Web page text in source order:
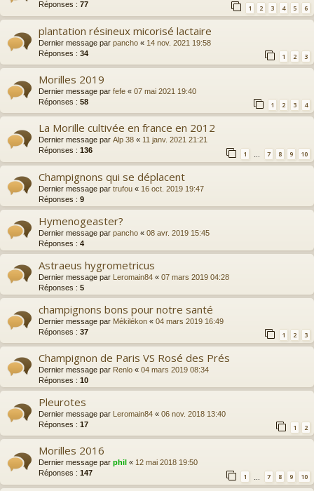
Réponses : 77 1 2 3 4 5 6
plantation résineux micorisé lactaire
Dernier message par pancho « 14 nov. 2021 19:58
Réponses : 34 1 2 3
Morilles 2019
Dernier message par fefe « 07 mai 2021 19:40
Réponses : 58 1 2 3 4
La Morille cultivée en france en 2012
Dernier message par Alp 38 « 11 janv. 2021 21:21
Réponses : 136 1 7 8 9 10
Champignons qui se déplacent
Dernier message par trufou « 16 oct. 2019 19:47
Réponses : 9
Hymenogeaster?
Dernier message par pancho « 08 avr. 2019 15:45
Réponses : 4
Astraeus hygrometricus
Dernier message par Leromain84 « 07 mars 2019 04:28
Réponses : 5
champignons bons pour notre santé
Dernier message par Mékilékon « 04 mars 2019 16:49
Réponses : 37 1 2 3
Champignon de Paris VS Rosé des Prés
Dernier message par Renlo « 04 mars 2019 08:34
Réponses : 10
Pleurotes
Dernier message par Leromain84 « 06 nov. 2018 13:40
Réponses : 17 1 2
Morilles 2016
Dernier message par phil « 12 mai 2018 19:50
Réponses : 147 1 7 8 9 10